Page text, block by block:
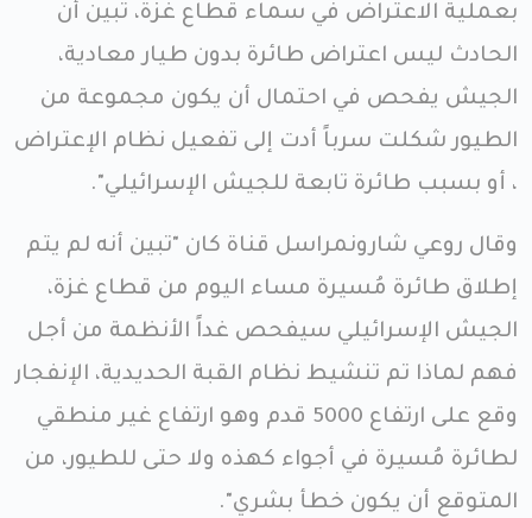
بعملية الاعتراض في سماء قطاع غزة، تبين أن
الحادث ليس اعتراض طائرة بدون طيار معادية،
الجيش يفحص في احتمال أن يكون مجموعة من
الطيور شكلت سرباً أدت إلى تفعيل نظام الإعتراض
، أو بسبب طائرة تابعة للجيش الإسرائيلي".
وقال روعي شارونمراسل قناة كان "تبين أنه لم يتم
إطلاق طائرة مُسيرة مساء اليوم من قطاع غزة،
الجيش الإسرائيلي سيفحص غداً الأنظمة من أجل
فهم لماذا تم تنشيط نظام القبة الحديدية، الإنفجار
وقع على ارتفاع 5000 قدم وهو ارتفاع غير منطقي
لطائرة مُسيرة في أجواء كهذه ولا حتى للطيور، من
المتوقع أن يكون خطأ بشري".